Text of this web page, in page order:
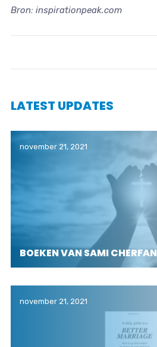
Bron: inspirationpeak.com
LATEST UPDATES
november 21, 2021
BOEKEN VAN SAMI CHERFAN
november 21, 2021